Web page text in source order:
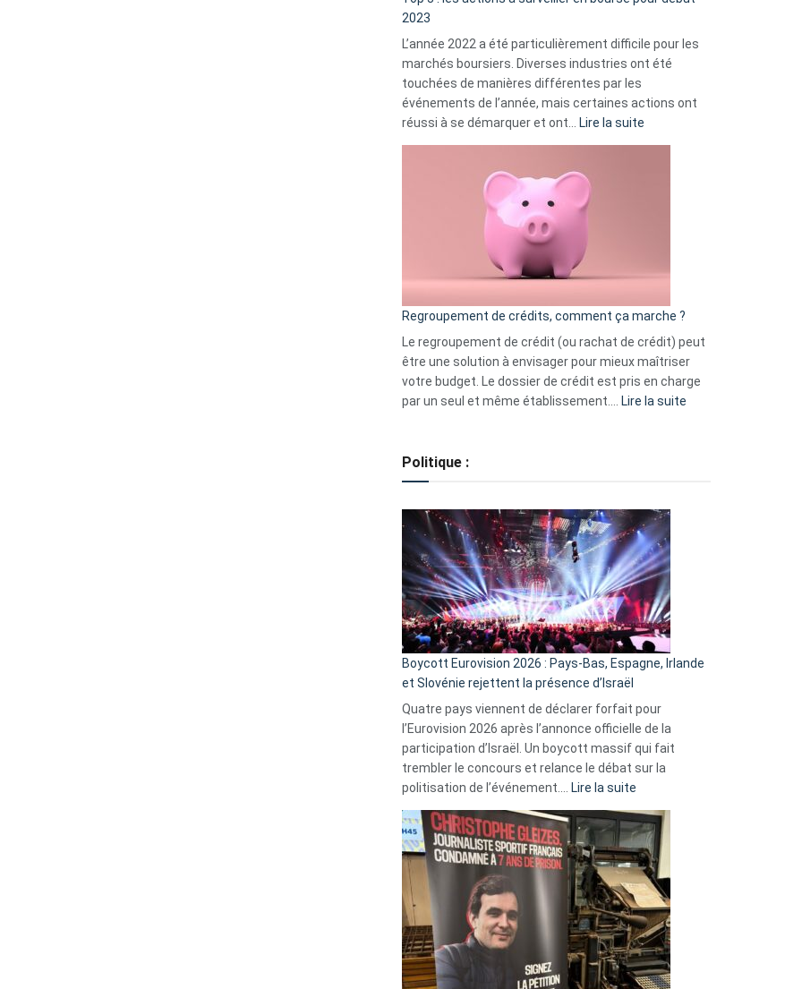
2023
L’année 2022 a été particulièrement difficile pour les
marchés boursiers. Diverses industries ont été
touchées de manières différentes par les
événements de l’année, mais certaines actions ont
réussi à se démarquer et ont…
Lire la suite
en
pour
début
2023
Regroupement de crédits, comment ça marche ?
Le regroupement de crédit (ou rachat de crédit) peut
être une solution à envisager pour mieux maîtriser
votre budget. Le dossier de crédit est pris en charge
par un seul et même établissement.…
Lire la suite
Politique :
Boycott Eurovision 2026 : Pays-Bas, Espagne, Irlande
et Slovénie rejettent la présence d’Israël
Quatre pays viennent de déclarer forfait pour
l’Eurovision 2026 après l’annonce officielle de la
participation d’Israël. Un boycott massif qui fait
trembler le concours et relance le débat sur la
politisation de l’événement.…
Lire la suite
Eurovision
2026
:
Pays-
Bas,
Espagne,
Irlande
et
Slovénie